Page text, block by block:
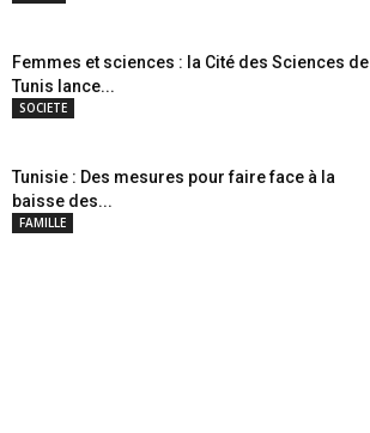
Femmes et sciences : la Cité des Sciences de
Tunis lance...
SOCIETE
Tunisie : Des mesures pour faire face à la
baisse des...
FAMILLE